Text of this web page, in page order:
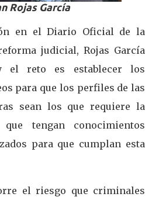
Rojas García
en el Diario Oficial de la
judicial, Rojas García
el reto es establecer los
para que los perfiles de las
sean los que requiere la
tengan conocimientos
para que cumplan esta
el riesgo que criminales